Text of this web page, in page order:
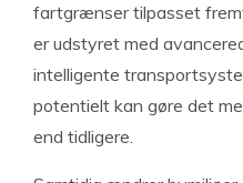
fartgrænser tilpasset
er udstyret med
intelligente
potentielt kan gøre det
end tidligere.